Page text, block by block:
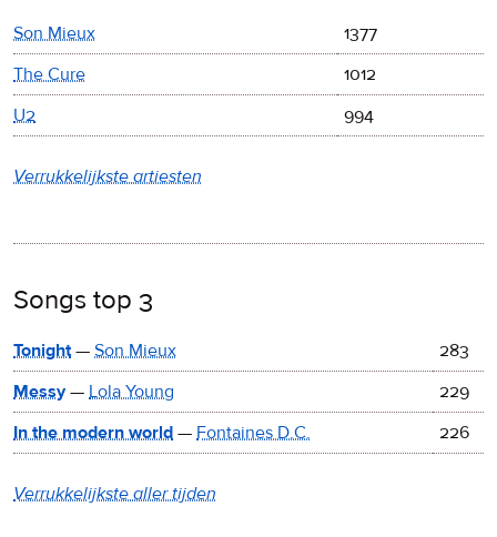
Son Mieux
1377
The Cure
1012
U2
994
Verrukkelijkste artiesten
Songs top 3
Tonight— Son Mieux
283
Messy— Lola Young
229
In the modern world — Fontaines D.C. 226
Verrukkelijkste aller tijden